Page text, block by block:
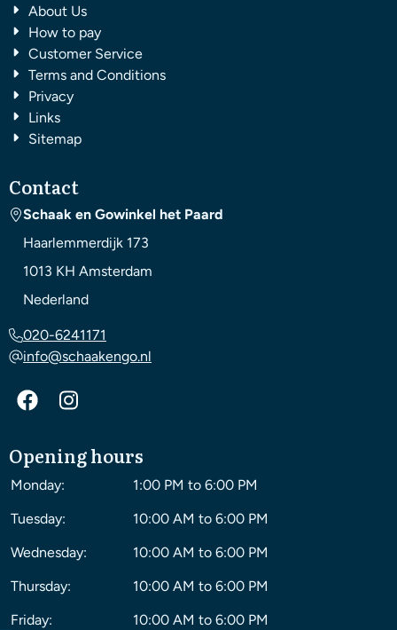
About Us
How to pay
Customer Service
Terms and Conditions
Privacy
Links
Sitemap
Contact
Schaak en Gowinkel het Paard
Haarlemmerdijk 173
1013 KH Amsterdam
Nederland
020-6241171
info@schaakengo.nl
Opening hours
Monday:
1:00 PM to 6:00 PM
Tuesday:
10:00 AM to 6:00 PM
Wednesday:
10:00 AM to 6:00 PM
Thursday:
10:00 AM to 6:00 PM
Friday:
10:00 AM to 6:00 PM